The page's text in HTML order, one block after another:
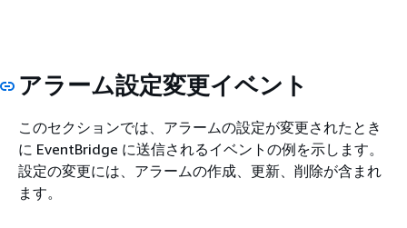
アラーム設定変更イベント
このセクションでは、アラームの設定が変更されたとき
に EventBridge に送信されるイベントの例を示します。
設定の変更には、アラームの作成、更新、削除が含まれ
ます。